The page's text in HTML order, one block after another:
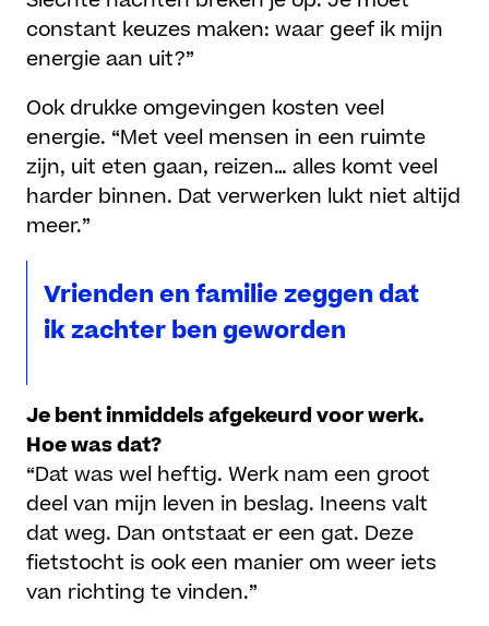
constant keuzes maken: waar geef ik mijn
energie aan uit?”
Ook drukke omgevingen kosten veel
energie. “Met veel mensen in een ruimte
zijn, uit eten gaan, reizen… alles komt veel
harder binnen. Dat verwerken lukt niet altijd
meer.”
Vrienden en familie zeggen dat
ik zachter ben geworden
Je bent inmiddels afgekeurd voor werk.
Hoe was dat?
“Dat was wel heftig. Werk nam een groot
deel van mijn leven in beslag. Ineens valt
dat weg. Dan ontstaat er een gat. Deze
fietstocht is ook een manier om weer iets
van richting te vinden.”